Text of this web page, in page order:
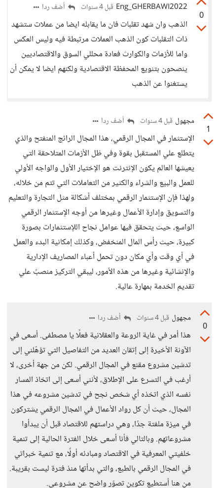
0
Eng_GHERBAWI2022 قبل 4 سنوات أضف ردا
الذهب وان شهد تقلبات فان ما يقابله ايضا من عملات ستشهد
ذات التقلبات كون الذهب العملات مرتبطة فيه وليس العكس
واما للأزمات والكوارث فعادة محللي السوق والاقتصاديين
ينصحون بتنويع المحفظة الاقتصادية ولكنهم ايضا لا يمكن أن
يستغنوا عن الذهب
1
مجهول قبل 4 سنوات أضف ردا
الإستثمار في المجال الرقمي، هذا المجال الرائج المنفتح والذي
يتطلع علي المستقبل بقوة وفي ظل الأزمات المتلاحقة التي
يعيشها العالم يكون الإنترنت هو الإختيار الأول والواجه الأولي
للعمل والبيع والشراء والكثير من التعاملات التي تتم من خلاله،
ولهذا فإن الإستثمار الرقمي بمختلف أشكالة مثل التجارة والتعليم
والتسويق وإدارة الأعمال وغيرها من أوجه الإستثمار الرقمي
الواسع، حيث يتحقق فيها عوامل نجاح اللإستثمارات بصورة
كبيرة، حيث رأس المال المنخفض، وكذلك إمكانية البدء والعمل
في أي وقت وأي مكان دون تحمل أعباء المصاريف الإدارية
والإنشائية وغيرها من هذه الأمور، ليبقي التركيز منصبََ علي
تقديم الخدمة بمهارة عالية.
0
مجهول قبل 4 سنوات أضف ردا
هذا أمر في غاية الروعة والعقلانية فعلًا يا مصطفى. أسعى في
الآونة الأخيرة إلى إتقان العديد من التفاصيل التي تؤهّلني إلى
تدشين مشروع مقنع في المجال الرقمي. لكن من جهة أخرى، لا
أرغب في التسرع على الإطلاق، لأنني أسعى إلى اتخاذ المسار
نفسه الذي اتخذه أي شخص نجح في تدشين مشروعه في هذا
المجال، حيث أن كل رواد الأعمال في المجال الرقمي يشتركون
في ميزة ملفتة جدًا، وهي دراستهم للاقتصاد قبل أن يبدأوا
مشروعاتهم. وبالتالي فأنا أسعى خلال الفترة الحالية إلى تنمية
خلفيتي المعرفية في الاقتصاد ومبادئه أولًا، مع تنمية خبراتي
في المجال الرقمي بالطبع، والتي بدأتها منذ فترة ليست بقريبة.
من هنا أستطيع تكوين تصوّر واضح عن مشروعي.